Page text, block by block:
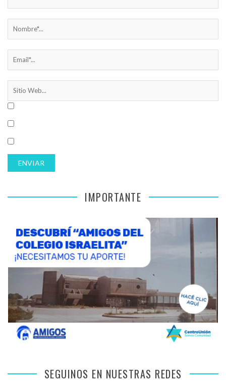
IMPORTANTE
SEGUINOS EN NUESTRAS REDES